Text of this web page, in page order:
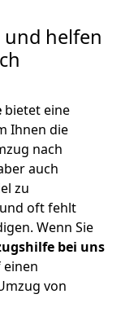
helfen
bietet eine
Ihnen die
nach
auch
zu
oft fehlt
Wenn Sie
bei uns
einen
von